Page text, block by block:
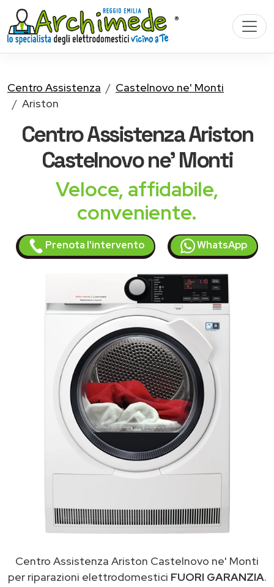
Centro Assistenza
Castelnovo ne' Monti
Ariston
Centro AssistenzaAriston
Castelnovo ne' Monti
Veloce, affidabile,
conveniente.
Prenota l'intervento WhatsApp
Centro Assistenza Ariston Castelnovo ne' Monti
per riparazioni elettrodomestici FUORI GARANZIA.